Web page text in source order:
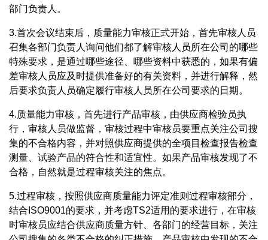
部门负责人。
3.首次会议结束后，质量能力审核正式开始，首先审核人员
召集各部门负责人询问他们都了解审核人员所在公司的哪些
特殊要求，是通过哪些途径、哪些资料中获悉的，如果有偏
差审核人员应及时提供准备好的有关资料，并进行解释，然
后要求负责人员确定履行审核人员所在公司要求的日期。
4.质量能力审核，首先进行产品审核，由供应商检验员执
行，审核人员做监督，审核过程中审核员要重点关注公司搜
集的不合格内容，并对照供应商提供的全项目检查报告检查
测量、试验产品的符合性和适宜性。如果产品审核发现了不
合格，自然就是过程审核关注的焦点。
5.过程审核，按照供应商质量能力评定准则过程审核部分，
结合ISO9001的要求，并考虑TS2适用的要求进行，在审核
时审核员应结合供应商质量方针、各部门的经营目标，关注